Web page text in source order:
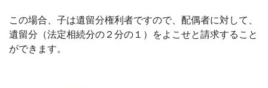
この場合、子は遺留分権利者ですので、配偶者に対して、
遺留分（法定相続分の２分の１）をよこせと請求すること
ができます。